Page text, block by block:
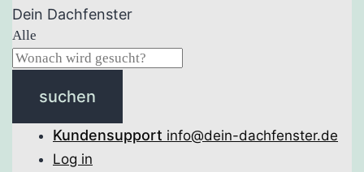
Dein Dachfenster
Alle
suchen
Kundensupport info@dein-dachfenster.de
Log in